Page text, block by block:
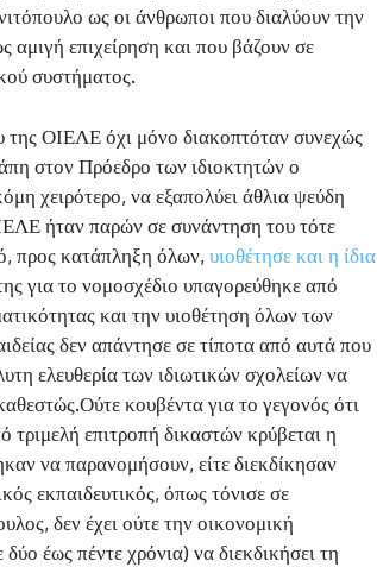
ως οι άνθρωποι που διαλύουν την
αμιγή επιχείρηση και που βάζουν σε
συστήματος.
της ΟΙΕΛΕ όχι μόνο διακοπτόταν συνεχώς
στον Πρόεδρο των ιδιοκτητών ο
χειρότερο, να εξαπολύει άθλια ψεύδη
ήταν παρών σε συνάντηση του τότε
προς κατάπληξη όλων, υιοθέτησε και η ίδια
για το νομοσχέδιο υπαγορεύθηκε από
και την υιοθέτηση όλων των
δεν απάντησε σε τίποτα από αυτά που
ελευθερία των ιδιωτικών σχολείων να
κουβέντα για το γεγονός ότι
επιτροπή δικαστών κρύβεται η
να παρανομήσουν, είτε διεκδίκησαν
εκπαιδευτικός, όπως τόνισε σε
δεν έχει ούτε την οικονομική
έως πέντε χρόνια) να διεκδικήσει τη